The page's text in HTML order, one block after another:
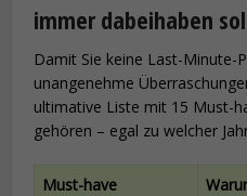
immer dabeihaben
Damit Sie keine Last-Minute-
unangenehme
ultimative Liste mit 15 Must-
gehören – egal zu welcher
Must-have